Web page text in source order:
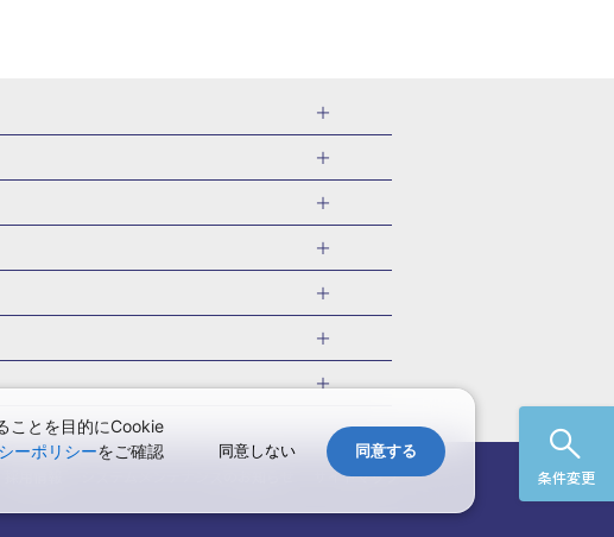
条件変更
静岡県 岐阜県
愛知県
香川県 愛媛県
中国
玉県ホテル・旅館
県ホテル・旅館
テル・旅館
県ホテル・旅館
ル・旅館
)
かみのやま温泉(山形)
ら温泉(福井)
関東
泉(岐阜)
関西
本)
嬉野温泉(佐賀)
ツアー
千葉旅行・ツアー
アー
福井旅行・ツアー
旅行・ツアー
アー
兵庫旅行・ツアー
ツアー
愛媛旅行・ツアー
宮崎旅行・ツアー
8月の国内旅行
お正月の国内旅行
サイトマップ
ことを目的にCookie
ーポリシーをご確認
同意しない 同意する